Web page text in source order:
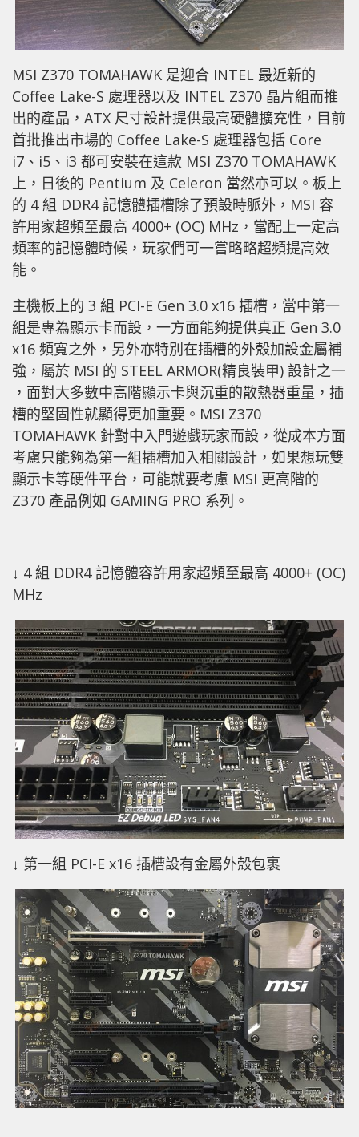
MSI Z370 TOMAHAWK 是迎合 INTEL 最近新的
Coffee Lake-S 處理器以及 INTEL Z370 晶片組而推
出的產品，ATX 尺寸設計提供最高硬體擴充性，目前
首批推出市場的 Coffee Lake-S 處理器包括 Core
i7、i5、i3 都可安裝在這款 MSI Z370 TOMAHAWK
上，日後的 Pentium 及 Celeron 當然亦可以。板上
的 4 組 DDR4 記憶體插槽除了預設時脈外，MSI 容
許用家超頻至最高 4000+ (OC) MHz，當配上一定高
頻率的記憶體時候，玩家們可一嘗略略超頻提高效
能。
主機板上的 3 組 PCI-E Gen 3.0 x16 插槽，當中第一
組是專為顯示卡而設，一方面能夠提供真正 Gen 3.0
x16 頻寬之外，另外亦特別在插槽的外殼加設金屬補
強，屬於 MSI 的 STEEL ARMOR(精良裝甲) 設計之一
，面對大多數中高階顯示卡與沉重的散熱器重量，插
槽的堅固性就顯得更加重要。MSI Z370
TOMAHAWK 針對中入門遊戲玩家而設，從成本方面
考慮只能夠為第一組插槽加入相關設計，如果想玩雙
顯示卡等硬件平台，可能就要考慮 MSI 更高階的
Z370 產品例如 GAMING PRO 系列。
↓ 4 組 DDR4 記憶體容許用家超頻至最高 4000+ (OC)
MHz
↓ 第一組 PCI-E x16 插槽設有金屬外殼包裹